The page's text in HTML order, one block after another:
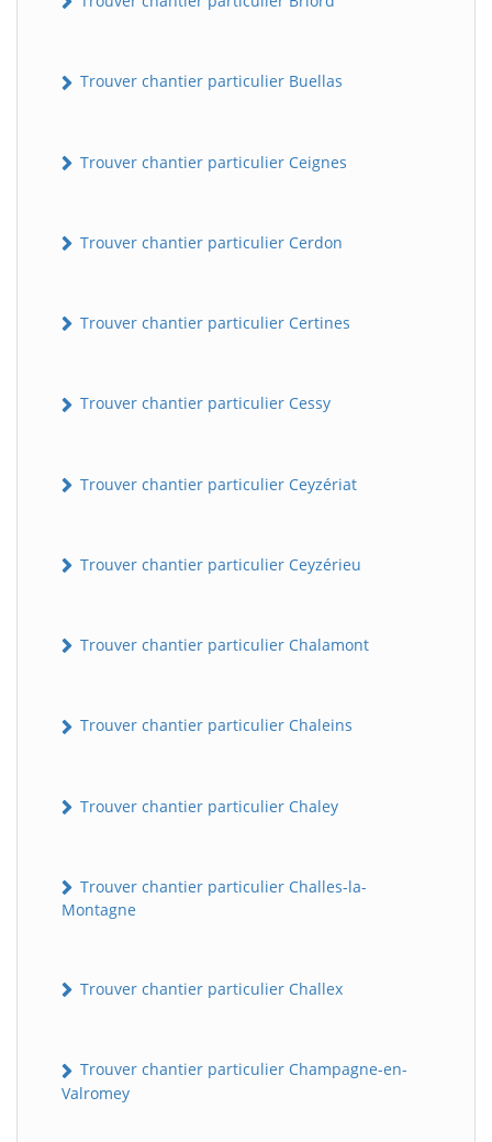
Trouver chantier particulier Buellas
Trouver chantier particulier Ceignes
Trouver chantier particulier Cerdon
Trouver chantier particulier Certines
Trouver chantier particulier Cessy
Trouver chantier particulier Ceyzériat
Trouver chantier particulier Ceyzérieu
Trouver chantier particulier Chalamont
Trouver chantier particulier Chaleins
Trouver chantier particulier Chaley
Trouver chantier particulier Challes-la-
Montagne
Trouver chantier particulier Challex
Trouver chantier particulier Champagne-en-
Valromey